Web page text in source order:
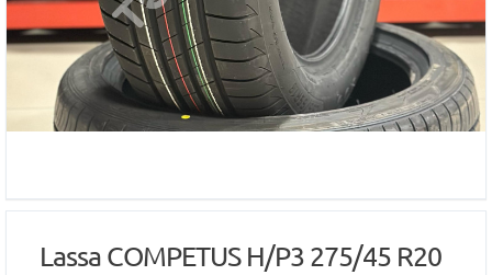
Lassa COMPETUS H/P3 275/45 R20